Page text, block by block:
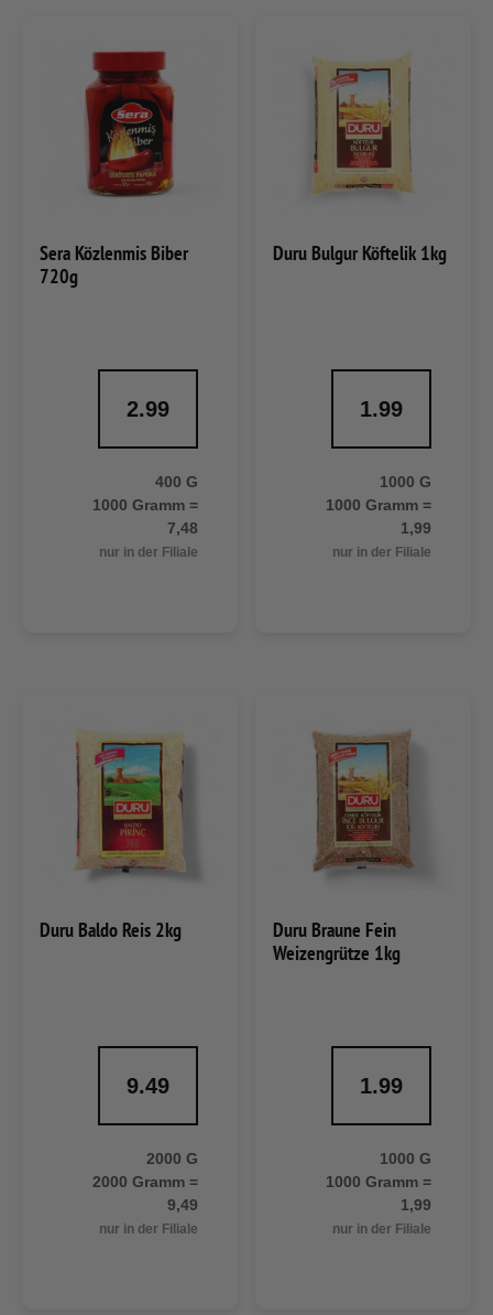
Sera Közlenmis Biber
720g
2.99
400 G
1000 Gramm =
7,48
nur in der Filiale
Duru Bulgur Köftelik 1kg
1.99
1000 G
1000 Gramm =
1,99
nur in der Filiale
Duru Baldo Reis 2kg
9.49
2000 G
2000 Gramm =
9,49
nur in der Filiale
Duru Braune Fein
Weizengrütze 1kg
1.99
1000 G
1000 Gramm =
1,99
nur in der Filiale